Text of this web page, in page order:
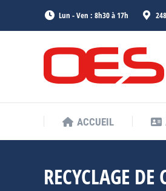
Lun - Ven : 8h30 à 17h
ACCUEIL
RECYCLAGE
ACCUEIL